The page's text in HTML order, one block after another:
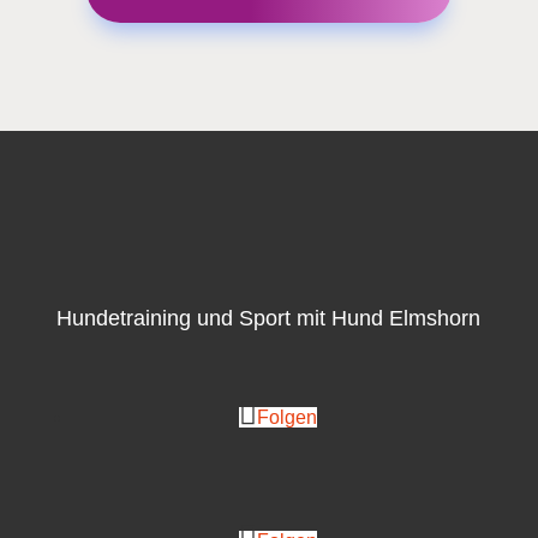
Hundetraining und Sport mit Hund Elmshorn
Folgen